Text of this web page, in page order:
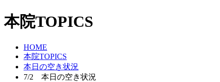
本院TOPICS
HOME
本院TOPICS
本日の空き状況
7/2 本日の空き状況